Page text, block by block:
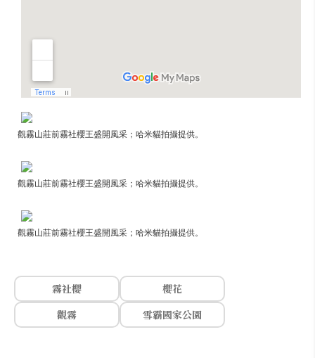
觀霧山莊前霧社櫻王盛開風采；哈米貓拍攝提供。
觀霧山莊前霧社櫻王盛開風采；哈米貓拍攝提供。
觀霧山莊前霧社櫻王盛開風采；哈米貓拍攝提供。
霧社櫻
櫻花
觀霧
雪霸國家公園